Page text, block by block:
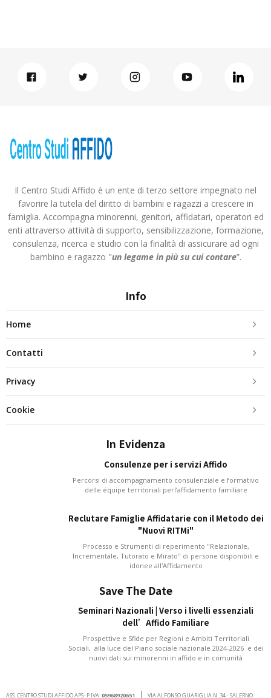
Il Centro Studi Affido è un ente di terzo settore impegnato nel
favorire la tutela del diritto di bambini e ragazzi a crescere in
famiglia. Accompagna minorenni, genitori, affidatari, operatori ed
enti attraverso attività di supporto, sensibilizzazione, formazione,
consulenza, ricerca e studio con la finalità di assicurare ad ogni
bambino e ragazzo "un legame in più su cui contare”.
Info
Home
Contatti
Privacy
Cookie
In Evidenza
Consulenze per i servizi Affido
Percorsi di accompagnamento consulenziale e formativo
delle équipe territoriali perl’affidamento familiare
Reclutare Famiglie Affidatarie con il Metodo dei
"Nuovi RITMi"
Processo e Strumenti di reperimento "Relazionale,
Incrementale, Tutorato e Mirato" di persone disponibili e
idonee all'Affidamento
Save The Date
Seminari Nazionali | Verso i livelli essenziali
dell’Affido Familiare
Prospettive e Sfide per Regioni e Ambiti Territoriali
Sociali, alla luce del Piano sociale nazionale 2024-2026 e dei
nuovi dati sui minorenni in affido e in comunità
ASS. CENTRO STUDI AFFIDO APS- P.IVA:05968920651 VIA ALFONSO GUARIGLIA N. 34 - SALERNO